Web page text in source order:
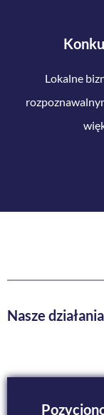
Lokalne
Nasze działania